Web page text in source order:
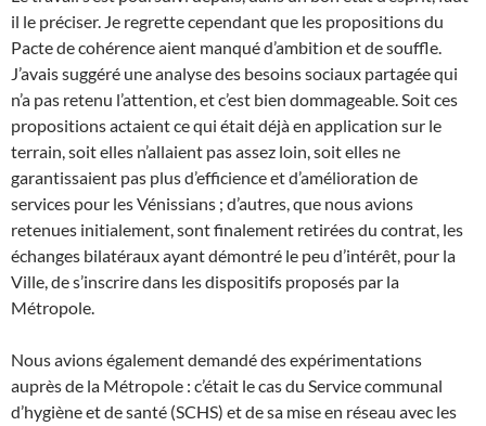
il le préciser. Je regrette cependant que les propositions du
Pacte de cohérence aient manqué d’ambition et de souffle.
J’avais suggéré une analyse des besoins sociaux partagée qui
n’a pas retenu l’attention, et c’est bien dommageable. Soit ces
propositions actaient ce qui était déjà en application sur le
terrain, soit elles n’allaient pas assez loin, soit elles ne
garantissaient pas plus d’efficience et d’amélioration de
services pour les Vénissians ; d’autres, que nous avions
retenues initialement, sont finalement retirées du contrat, les
échanges bilatéraux ayant démontré le peu d’intérêt, pour la
Ville, de s’inscrire dans les dispositifs proposés par la
Métropole.
Nous avions également demandé des expérimentations
auprès de la Métropole : c’était le cas du Service communal
d’hygiène et de santé (SCHS) et de sa mise en réseau avec les